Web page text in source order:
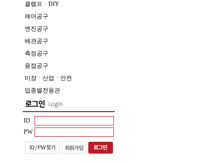
클램프ㆍDIY
에어공구
엔진공구
배관공구
측정공구
용접공구
미장ㆍ산업ㆍ안전
업종별전용관
ID
PW